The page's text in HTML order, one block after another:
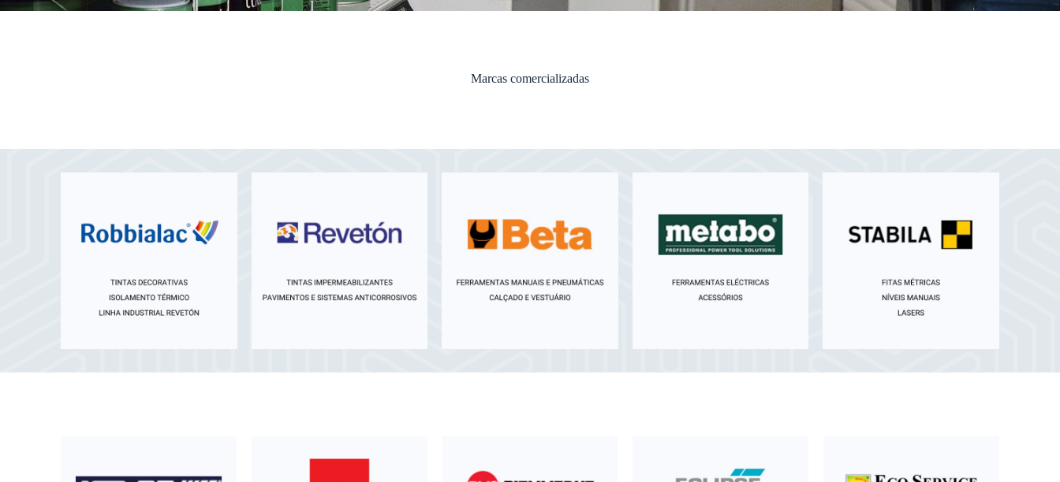
Marcas comercializadas